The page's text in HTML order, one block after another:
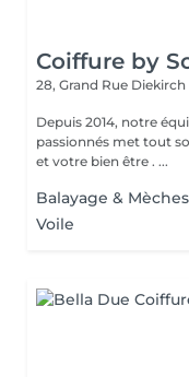
Coiffure by
28, Grand Rue Diekirch
Depuis 2014, notre
passionnés met tout
et votre bien être . ...
Balayage & Mèches
Voile